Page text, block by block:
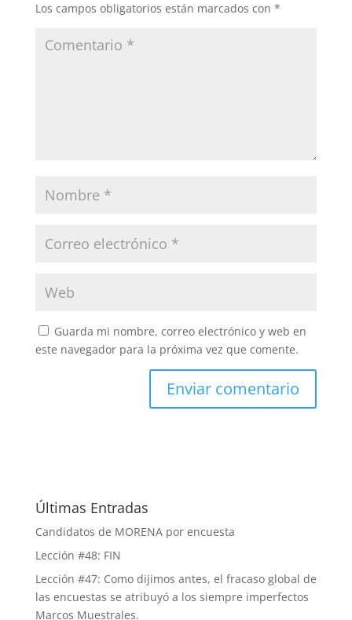
Los campos obligatorios están marcados con *
Guarda mi nombre, correo electrónico y web en
este navegador para la próxima vez que comente.
Últimas Entradas
Candidatos de MORENA por encuesta
Lección #48: FIN
Lección #47: Como dijimos antes, el fracaso global de
las encuestas se atribuyó a los siempre imperfectos
Marcos Muestrales.